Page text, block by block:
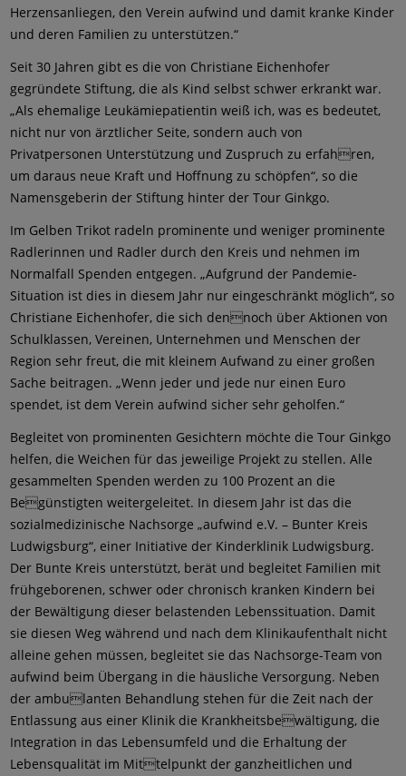
Herzensanliegen, den Verein aufwind und damit kranke Kinder
und deren Familien zu unterstützen.“
Seit 30 Jahren gibt es die von Christiane Eichenhofer
gegründete Stiftung, die als Kind selbst schwer erkrankt war.
„Als ehemalige Leukämiepatientin weiß ich, was es bedeutet,
nicht nur von ärztlicher Seite, sondern auch von
Privatpersonen Unterstützung und Zuspruch zu erfahren,
um daraus neue Kraft und Hoffnung zu schöpfen“, so die
Namensgeberin der Stiftung hinter der Tour Ginkgo.
Im Gelben Trikot radeln prominente und weniger prominente
Radlerinnen und Radler durch den Kreis und nehmen im
Normalfall Spenden entgegen. „Aufgrund der Pandemie-
Situation ist dies in diesem Jahr nur eingeschränkt möglich“, so
Christiane Eichenhofer, die sich dennoch über Aktionen von
Schulklassen, Vereinen, Unternehmen und Menschen der
Region sehr freut, die mit kleinem Aufwand zu einer großen
Sache beitragen. „Wenn jeder und jede nur einen Euro
spendet, ist dem Verein aufwind sicher sehr geholfen.“
Begleitet von prominenten Gesichtern möchte die Tour Ginkgo
helfen, die Weichen für das jeweilige Projekt zu stellen. Alle
gesammelten Spenden werden zu 100 Prozent an die
Begünstigten weitergeleitet. In diesem Jahr ist das die
sozialmedizinische Nachsorge „aufwind e.V. – Bunter Kreis
Ludwigsburg“, einer Initiative der Kinderklinik Ludwigsburg.
Der Bunte Kreis unterstützt, berät und begleitet Familien mit
frühgeborenen, schwer oder chronisch kranken Kindern bei
der Bewältigung dieser belastenden Lebenssituation. Damit
sie diesen Weg während und nach dem Klinikaufenthalt nicht
alleine gehen müssen, begleitet sie das Nachsorge-Team von
aufwind beim Übergang in die häusliche Versorgung. Neben
der ambulanten Behandlung stehen für die Zeit nach der
Entlassung aus einer Klinik die Krankheitsbewältigung, die
Integration in das Lebensumfeld und die Erhaltung der
Lebensqualität im Mittelpunkt der ganzheitlichen und